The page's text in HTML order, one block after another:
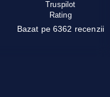
Bazat pe 6362 recenzii